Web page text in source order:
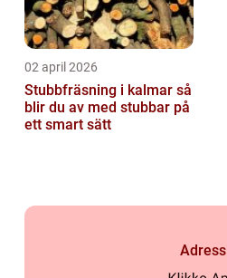
02 april 2026
Stubbfräsning i kalmar så
blir du av med stubbar på
ett smart sätt
Adress